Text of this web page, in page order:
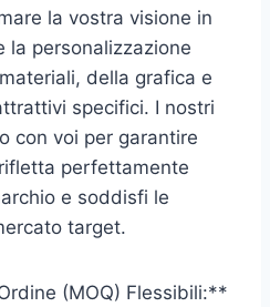
la vostra visione in
la personalizzazione
della grafica e
specifici. I nostri
con voi per garantire
perfettamente
e soddisfi le
target.
(MOQ) Flessibili:**